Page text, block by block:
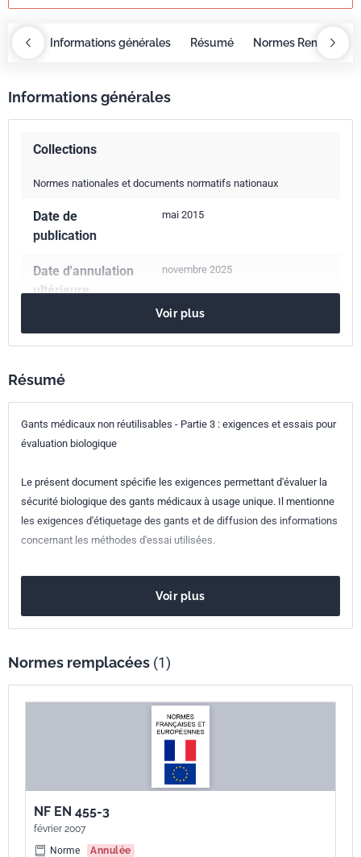
Informations générales Résumé Normes
Informations générales
Collections
Normes nationales et documents normatifs nationaux
Date de
publication
mai 2015
Date d'annulation
ultérieure
novembre 2025
11.100.20Évaluation biologique des dispositifs médicaux
11.140Équipements des hôpitaux
plastiques
Indice de
classement
S97-001-3
européenne
EN 455-3:2015
Voir plus
Résumé
Gants médicaux non réutilisables - Partie 3 : exigences et essais pour
évaluation biologique
Le présent document spécifie les exigences permettant d'évaluer la
sécurité biologique des gants médicaux à usage unique. Il mentionne
les exigences d'étiquetage des gants et de diffusion des informations
concernant les méthodes d'essai utilisées.
Voir plus
Normes remplacées (1)
NF EN 455-3
février 2007
Norme
Annulée